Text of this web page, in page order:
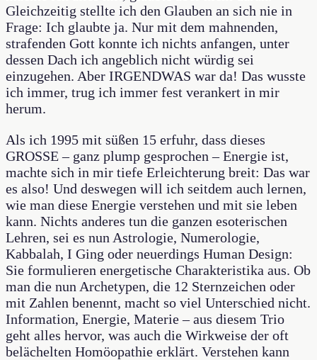
Gleichzeitig stellte ich den Glauben an sich nie in
Frage: Ich glaubte ja. Nur mit dem mahnenden,
strafenden Gott konnte ich nichts anfangen, unter
dessen Dach ich angeblich nicht würdig sei
einzugehen. Aber IRGENDWAS war da! Das wusste
ich immer, trug ich immer fest verankert in mir
herum.
Als ich 1995 mit süßen 15 erfuhr, dass dieses
GROSSE – ganz plump gesprochen – Energie ist,
machte sich in mir tiefe Erleichterung breit: Das war
es also! Und deswegen will ich seitdem auch lernen,
wie man diese Energie verstehen und mit sie leben
kann. Nichts anderes tun die ganzen esoterischen
Lehren, sei es nun Astrologie, Numerologie,
Kabbalah, I Ging oder neuerdings Human Design:
Sie formulieren energetische Charakteristika aus. Ob
man die nun Archetypen, die 12 Sternzeichen oder
mit Zahlen benennt, macht so viel Unterschied nicht.
Information, Energie, Materie – aus diesem Trio
geht alles hervor, was auch die Wirkweise der oft
belächelten Homöopathie erklärt. Verstehen kann